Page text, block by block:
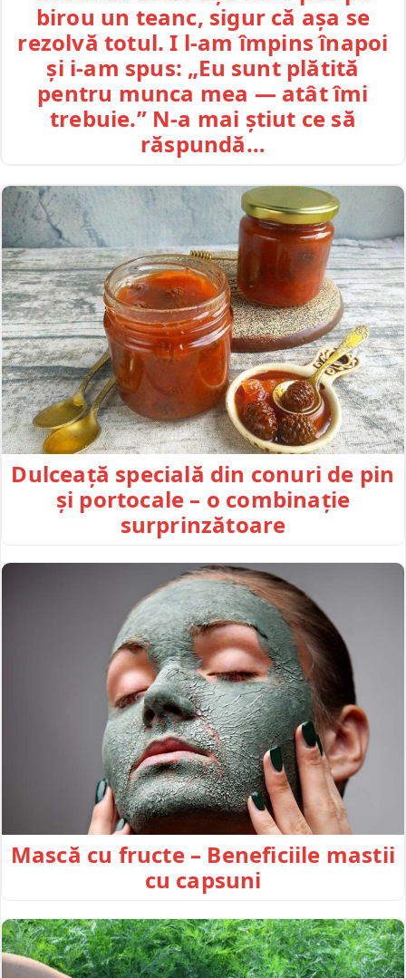
birou un teanc, sigur că așa se
rezolvă totul. I l-am împins înapoi
și i-am spus: „Eu sunt plătită
pentru munca mea — atât îmi
trebuie.” N-a mai știut ce să
răspundă…
Dulceață specială din conuri de pin
și portocale – o combinație
surprinzătoare
Mască cu fructe – Beneficiile mastii
cu capsuni